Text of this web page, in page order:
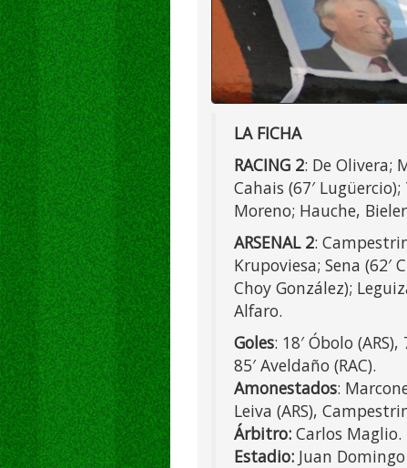
LA FICHA
RACING 2: De Olivera;
Cahais (67′
Moreno; Hauche,
ARSENAL 2:
Krupoviesa; Sena (62′
Choy González);
Alfaro.
Goles: 18′ Óbolo
85′ Aveldaño (RAC).
Amonestados:
Leiva (ARS),
Árbitro: Carlos Maglio.
Estadio: Juan